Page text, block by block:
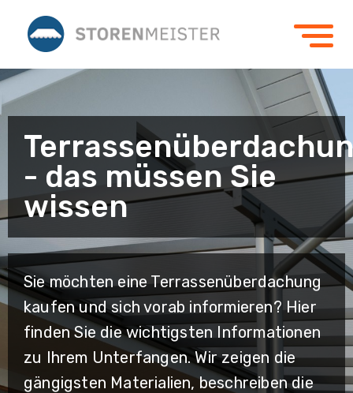
- das müssen Sie
wissen
Sie möchten eine Terrassenüberdachung
kaufen und sich vorab informieren? Hier
finden Sie die wichtigsten Informationen
zu Ihrem Unterfangen. Wir zeigen die
gängigsten Materialien, beschreiben die